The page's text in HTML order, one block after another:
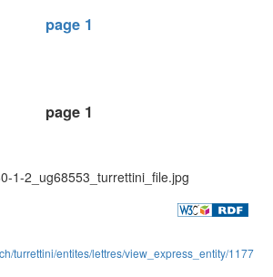
page 1
page 1
1-2_ug68553_turrettini_file.jpg
turrettini/entites/lettres/view_express_entity/1177